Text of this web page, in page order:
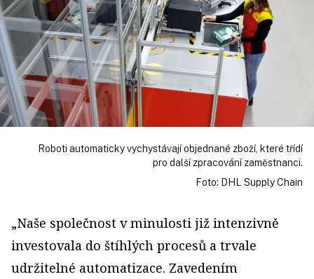
Roboti automaticky vychystávají objednané zboží, které třídí
pro další zpracování zaměstnanci.
Foto: DHL Supply Chain
„Naše společnost v minulosti již intenzivně
investovala do štíhlých procesů a trvale
udržitelné automatizace. Zavedením